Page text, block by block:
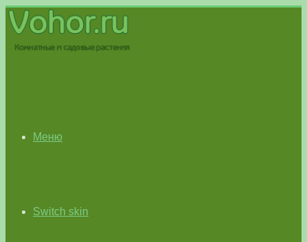
Меню
Switch skin